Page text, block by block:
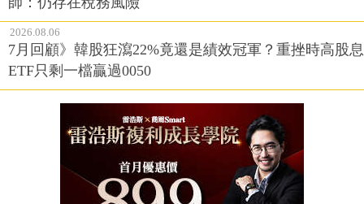
7月回顧》韓股狂瀉22%竟還是績效冠軍？重挫時高股息
ETF只剩一檔贏過0050